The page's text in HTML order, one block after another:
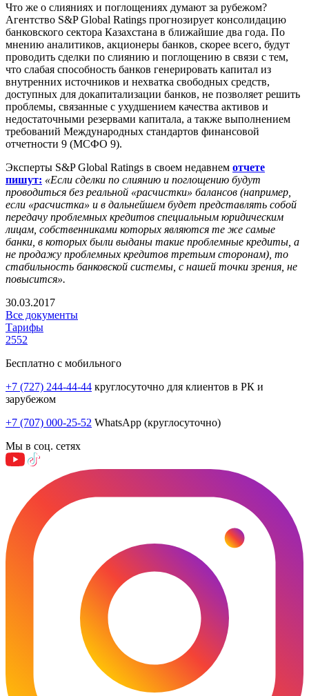
Что же о слияниях и поглощениях думают за рубежом?
Агентство S&P Global Ratings прогнозирует консолидацию
банковского сектора Казахстана в ближайшие два года. По
мнению аналитиков, акционеры банков, скорее всего, будут
проводить сделки по слиянию и поглощению в связи с тем,
что слабая способность банков генерировать капитал из
внутренних источников и нехватка свободных средств,
доступных для докапитализации банков, не позволяет решить
проблемы, связанные с ухудшением качества активов и
недостаточными резервами капитала, а также выполнением
требований Международных стандартов финансовой
отчетности 9 (МСФО 9).
Эксперты S&P Global Ratings в своем недавнем отчете
пишут: «Если сделки по слиянию и поглощению будут
проводиться без реальной «расчистки» балансов (например,
если «расчистка» и в дальнейшем будет представлять собой
передачу проблемных кредитов специальным юридическим
лицам, собственниками которых являются те же самые
банки, в которых были выданы такие проблемные кредиты, а
не продажу проблемных кредитов третьим сторонам), то
стабильность банковской системы, с нашей точки зрения, не
повысится».
30.03.2017
Все документы
Тарифы
2552
Бесплатно с мобильного
+7 (727) 244-44-44 круглосуточно для клиентов в РК и
зарубежом
+7 (707) 000-25-52 WhatsApp (круглосуточно)
Мы в соц. сетях